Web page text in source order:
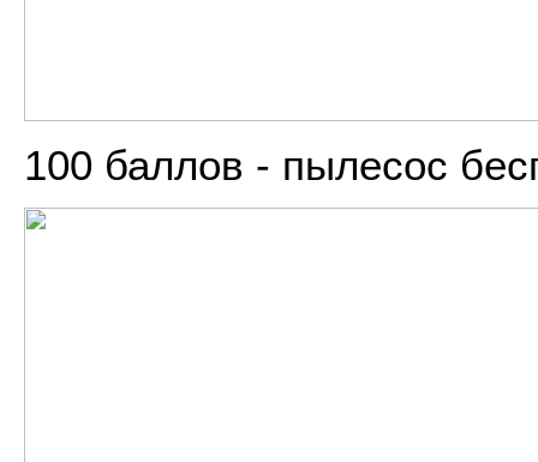
100 баллов - пылесос